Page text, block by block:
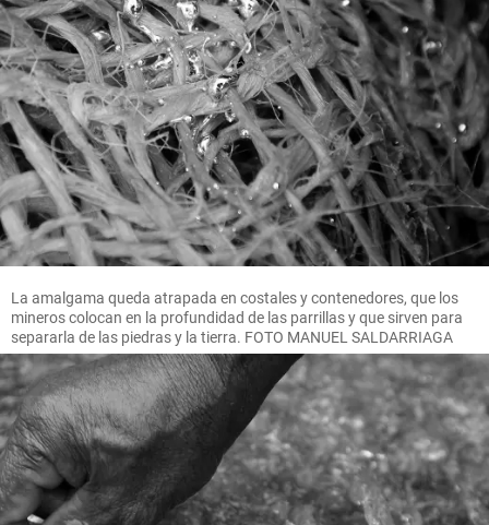
La amalgama queda atrapada en costales y contenedores, que los
mineros colocan en la profundidad de las parrillas y que sirven para
separarla de las piedras y la tierra. FOTO MANUEL SALDARRIAGA